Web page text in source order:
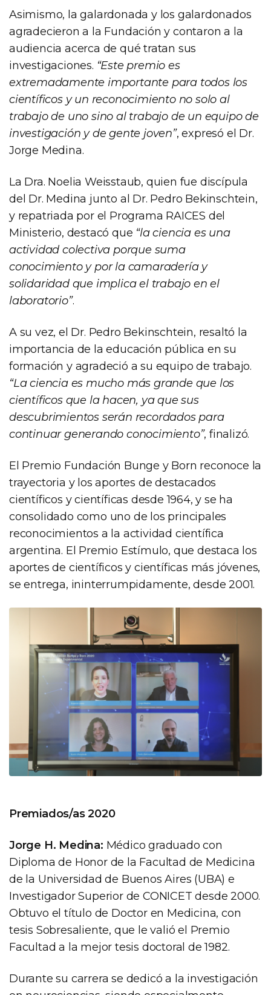
Asimismo, la galardonada y los galardonados
agradecieron a la Fundación y contaron a la
audiencia acerca de qué tratan sus
investigaciones. “Este premio es
extremadamente importante para todos los
científicos y un reconocimiento no solo al
trabajo de uno sino al trabajo de un equipo de
investigación y de gente joven”, expresó el Dr.
Jorge Medina.
La Dra. Noelia Weisstaub, quien fue discípula
del Dr. Medina junto al Dr. Pedro Bekinschtein,
y repatriada por el Programa RAICES del
Ministerio, destacó que “la ciencia es una
actividad colectiva porque suma
conocimiento y por la camaradería y
solidaridad que implica el trabajo en el
laboratorio”.
A su vez, el Dr. Pedro Bekinschtein, resaltó la
importancia de la educación pública en su
formación y agradeció a su equipo de trabajo.
“La ciencia es mucho más grande que los
científicos que la hacen, ya que sus
descubrimientos serán recordados para
continuar generando conocimiento”, finalizó.
El Premio Fundación Bunge y Born reconoce la
trayectoria y los aportes de destacados
científicos y científicas desde 1964, y se ha
consolidado como uno de los principales
reconocimientos a la actividad científica
argentina. El Premio Estímulo, que destaca los
aportes de científicos y científicas más jóvenes,
se entrega, ininterrumpidamente, desde 2001.
Premiados/as 2020
Jorge H. Medina: Médico graduado con
Diploma de Honor de la Facultad de Medicina
de la Universidad de Buenos Aires (UBA) e
Investigador Superior de CONICET desde 2000.
Obtuvo el título de Doctor en Medicina, con
tesis Sobresaliente, que le valió el Premio
Facultad a la mejor tesis doctoral de 1982.
Durante su carrera se dedicó a la investigación